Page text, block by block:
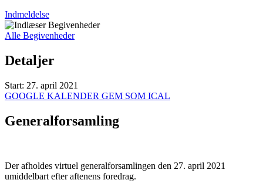
Indmeldelse
Alle Begivenheder
Detaljer
Start: 27. april 2021
GOOGLE KALENDER GEM SOM ICAL
Generalforsamling
Der afholdes virtuel generalforsamlingen den 27. april 2021
umiddelbart efter aftenens foredrag.